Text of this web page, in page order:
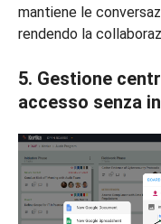
mantiene le
rendendo la
5. Gestione
accesso senza